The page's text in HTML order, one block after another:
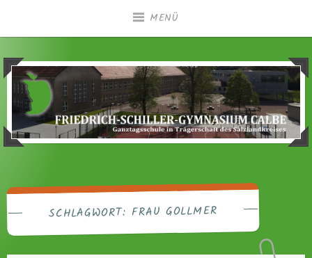
MENÜ
Friedrich-Schiller-
Gymnasium Calbe
Ganztagsgymnasium in Trägerschaft des
Salzlandkreises
SCHLAGWORT: FRAU GOLLMER